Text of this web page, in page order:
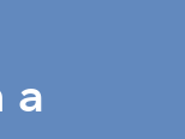
a